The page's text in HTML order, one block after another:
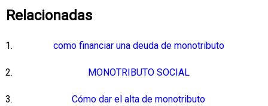
Relacionadas
como financiar una deuda de monotributo
MONOTRIBUTO SOCIAL
Cómo dar el alta de monotributo